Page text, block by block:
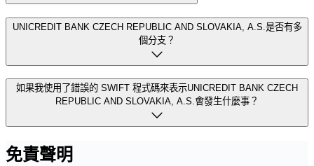
UNICREDIT BANK CZECH REPUBLIC AND SLOVAKIA, A.S.是否有多
個分支？
如果我使用了錯誤的 SWIFT 程式碼來表示UNICREDIT BANK CZECH
REPUBLIC AND SLOVAKIA, A.S.會發生什麼事？
免責聲明